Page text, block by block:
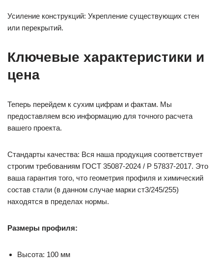
Усиление конструкций: Укрепление существующих стен
или перекрытий.
Ключевые характеристики и
цена
Теперь перейдем к сухим цифрам и фактам. Мы
предоставляем всю информацию для точного расчета
вашего проекта.
Стандарты качества: Вся наша продукция соответствует
строгим требованиям ГОСТ 35087-2024 / Р 57837-2017. Это
ваша гарантия того, что геометрия профиля и химический
состав стали (в данном случае марки ст3/245/255)
находятся в пределах нормы.
Размеры профиля:
Высота: 100 мм